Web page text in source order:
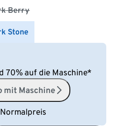
Berry
Stone
70% auf die Maschine*
mit Maschine